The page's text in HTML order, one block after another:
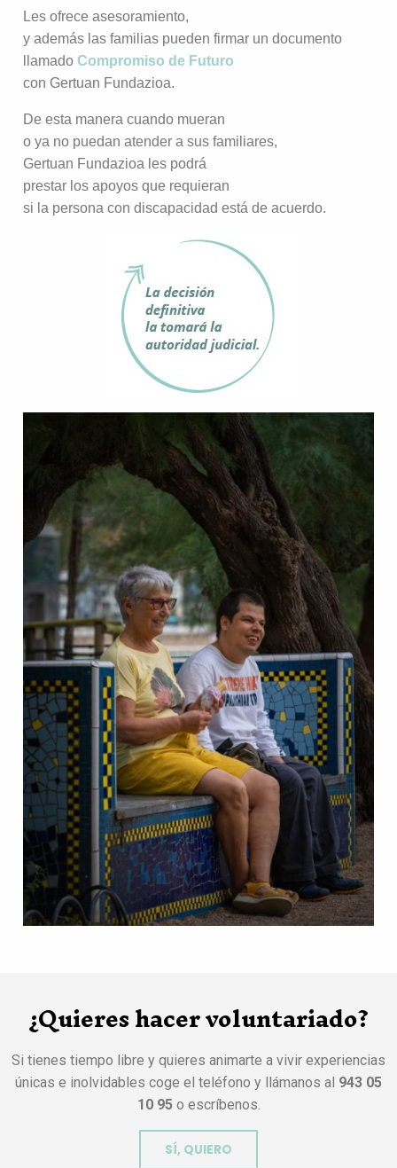
Les ofrece asesoramiento,
y además las familias pueden firmar un documento
llamado Compromiso de Futuro
con Gertuan Fundazioa.
De esta manera cuando mueran
o ya no puedan atender a sus familiares,
Gertuan Fundazioa les podrá
prestar los apoyos que requieran
si la persona con discapacidad está de acuerdo.
¿Quieres hacer voluntariado?
Si tienes tiempo libre y quieres animarte a vivir experiencias
únicas e inolvidables coge el teléfono y llámanos al 943 05
10 95 o escríbenos.
SÍ, QUIERO